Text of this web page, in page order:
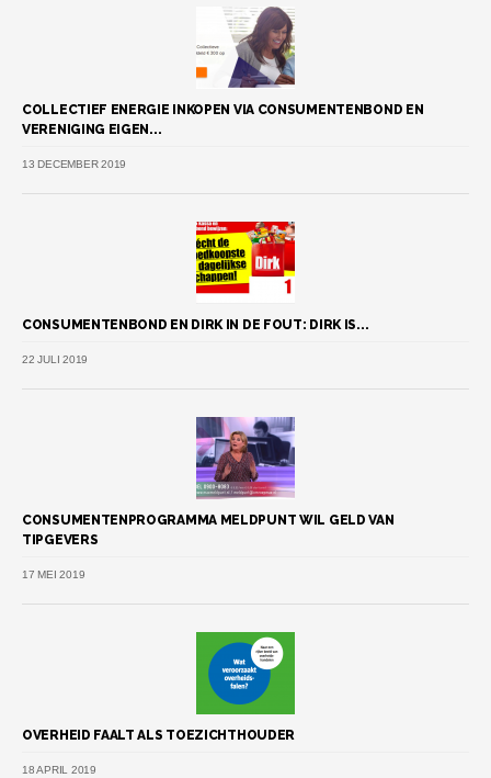
COLLECTIEF ENERGIE INKOPEN VIA CONSUMENTENBOND EN
VERENIGING EIGEN...
13 DECEMBER 2019
CONSUMENTENBOND EN DIRK IN DE FOUT: DIRK IS...
22 JULI 2019
CONSUMENTENPROGRAMMA MELDPUNT WIL GELD VAN
TIPGEVERS
17 MEI 2019
OVERHEID FAALT ALS TOEZICHTHOUDER
18 APRIL 2019